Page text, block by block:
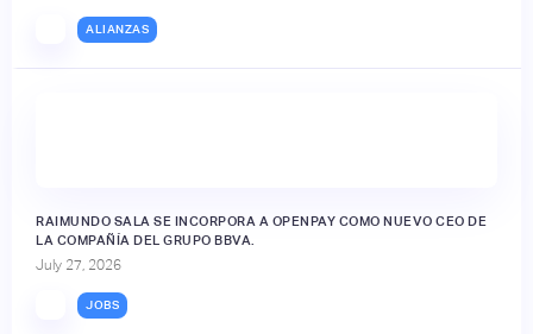
ALIANZAS
RAIMUNDO SALA SE INCORPORA A OPENPAY COMO NUEVO CEO DE
LA COMPAÑÍA DEL GRUPO BBVA.
July 27, 2026
JOBS